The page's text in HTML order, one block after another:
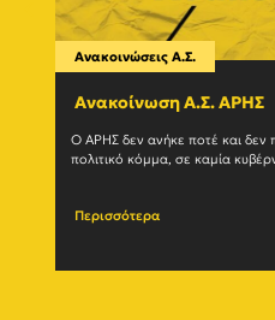
Ανακοινώσεις Α.Σ.
Ανακοίνωση Α.Σ. ΑΡΗΣ
Ο ΑΡΗΣ δεν ανήκε ποτέ και δεν
πολιτικό κόμμα, σε καμία
Περισσότερα